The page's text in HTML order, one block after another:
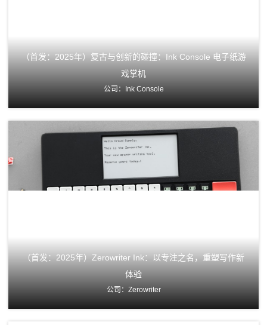
（首发：2025年）复古与创新的碰撞：Ink Console 电子纸游
戏掌机
公司：Ink Console
（首发：2025年）Zerowriter Ink：以专注之名，重塑写作新
体验
公司：Zerowriter